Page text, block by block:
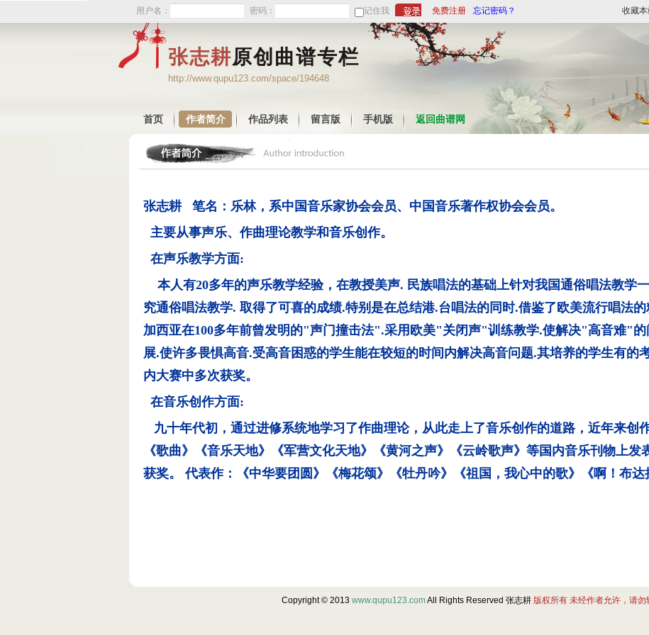
用户名： 密码： 记住我 免费注册 忘记密码？ 收藏
张志耕原创曲谱专栏
http://www.qupu123.com/space/194648
首页 作者简介 作品列表 留言版 手机版 返回曲谱网
张志耕 笔名：乐林，系中国音乐家协会会员、中国音乐著作权协会会员。
主要从事声乐、作曲理论教学和音乐创作。
在声乐教学方面:
本人有20多年的声乐教学经验，在教授美声. 民族唱法的基础上针对我国通俗唱法教学
究通俗唱法教学. 取得了可喜的成绩.特别是在总结港.台唱法的同时.借鉴了欧美流行唱法
加西亚在100多年前曾发明的"声门撞击法".采用欧美"关闭声"训练教学.使解决"高音难"
展.使许多畏惧高音.受高音困惑的学生能在较短的时间内解决高音问题.其培养的学生有的
内大赛中多次获奖。
在音乐创作方面:
九十年代初，通过进修系统地学习了作曲理论，从此走上了音乐创作的道路，近年来创
《歌曲》《音乐天地》《军营文化天地》《黄河之声》《云岭歌声》等国内音乐刊物上发
获奖。 代表作：《中华要团圆》《梅花颂》《牡丹吟》《祖国，我心中的歌》《啊！布
Copyright © 2013 www.qupu123.comAll Rights Reserved 张志耕 版权所有 未经作者允许，请勿